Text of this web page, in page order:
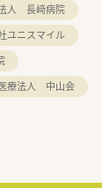
人 長﨑病院
ユニスマイル
療法人 中山会